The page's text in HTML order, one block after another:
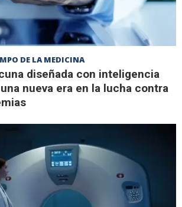
DE LA MEDICINA
diseñada con inteligencia
nueva era en la lucha contra